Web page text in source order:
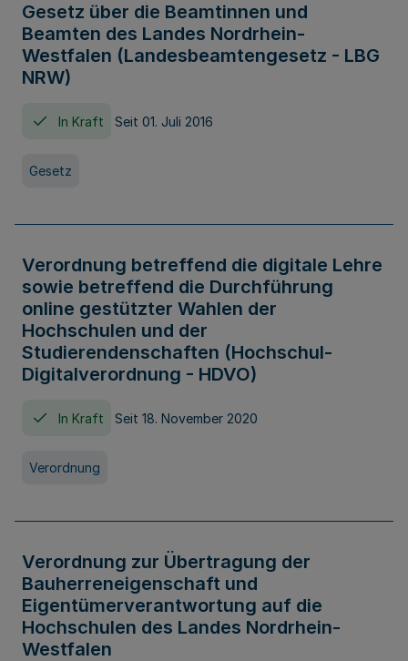
Gesetz über die Beamtinnen und
Beamten des Landes Nordrhein-
Westfalen (Landesbeamtengesetz - LBG
NRW)
In Kraft Seit 01. Juli 2016
Gesetz
Verordnung betreffend die digitale Lehre
sowie betreffend die Durchführung
online gestützter Wahlen der
Hochschulen und der
Studierendenschaften (Hochschul-
Digitalverordnung - HDVO)
In Kraft Seit 18. November 2020
Verordnung
Verordnung zur Übertragung der
Bauherreneigenschaft und
Eigentümerverantwortung auf die
Hochschulen des Landes Nordrhein-
Westfalen